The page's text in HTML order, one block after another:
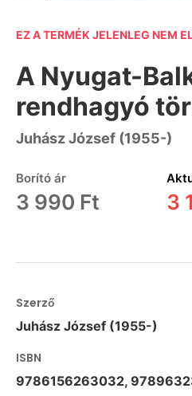
EZ A TERMÉK JELENLEG NEM
A Nyugat-
rendhagyó
Juhász József (1955-)
Borító ár
3 990 Ft 3
Szerző
Juhász József (1955-)
ISBN
9786156263032,